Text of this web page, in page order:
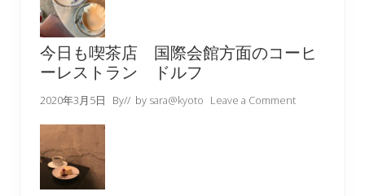
今日も喫茶店 国際会館方面のコーヒ
ーレストラン ドルフ
2020年3月5日 By// by sara@kyoto Leave a Comment